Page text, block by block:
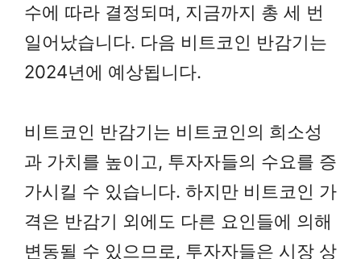
수에 따라 결정되며, 지금까지 총 세 번
일어났습니다. 다음 비트코인 반감기는
2024년에 예상됩니다.
비트코인 반감기는 비트코인의 희소성
과 가치를 높이고, 투자자들의 수요를 증
가시킬 수 있습니다. 하지만 비트코인 가
격은 반감기 외에도 다른 요인들에 의해
변동될 수 있으므로, 투자자들은 시장 상